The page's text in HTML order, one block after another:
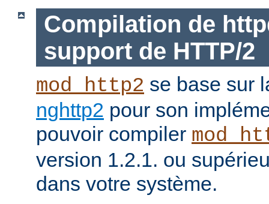
Compilation de
support de HTTP/2
mod_http2 se base sur
nghttp2 pour son
pouvoir compiler
version 1.2.1. ou
dans votre système.